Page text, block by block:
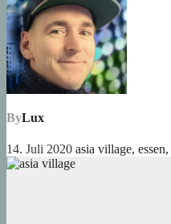
ByLux
14. Juli 2020 asia village, essen,